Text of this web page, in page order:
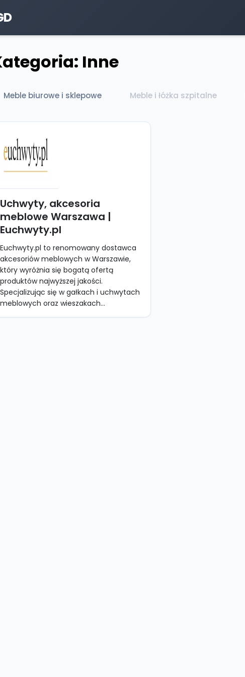
Inne
Meble biurowe i sklepowe Meble i łóżka szpitalne
Uchwyty, akcesoria
meblowe Warszawa |
Euchwyty.pl
Euchwyty.pl to renomowany dostawca
akcesoriów meblowych w Warszawie,
który wyróżnia się bogatą ofertą
produktów najwyższej jakości.
Specjalizując się w gałkach i uchwytach
meblowych oraz wieszakach...